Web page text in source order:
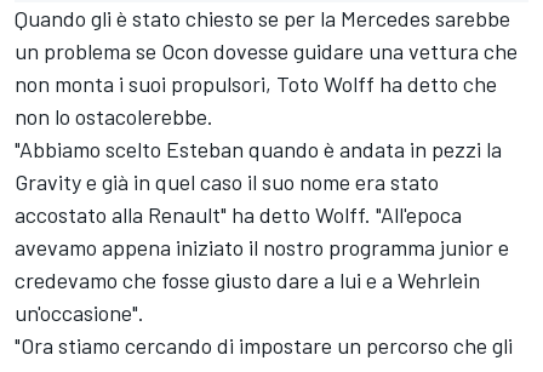
Quando gli è stato chiesto se per la Mercedes sarebbe
un problema se Ocon dovesse guidare una vettura che
non monta i suoi propulsori, Toto Wolff ha detto che
non lo ostacolerebbe.
"Abbiamo scelto Esteban quando è andata in pezzi la
Gravity e già in quel caso il suo nome era stato
accostato alla Renault" ha detto Wolff. "All'epoca
avevamo appena iniziato il nostro programma junior e
credevamo che fosse giusto dare a lui e a Wehrlein
un'occasione".
"Ora stiamo cercando di impostare un percorso che gli